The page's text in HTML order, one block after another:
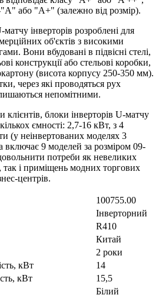
або "A+" (залежно від розмір).
інверторів розроблені для
об'єктів з високими
Вони вбудовані в підвісні стелі,
конструкції або стельові коробки,
(висота корпусу 250-350 мм).
через які проводяться рух
непомітними.
блоки інверторів U-матчу
ємності: 2,7-16 кВт, з 4
(у неінвертованих моделях 3
включає 9 моделей за розміром 09-
потреби як невеликих
так і приміщень модних торгових
центрів.
100755.00
Інверторний
R410
Китай
2 роки
кВт
14
кВт
15,5
Білий